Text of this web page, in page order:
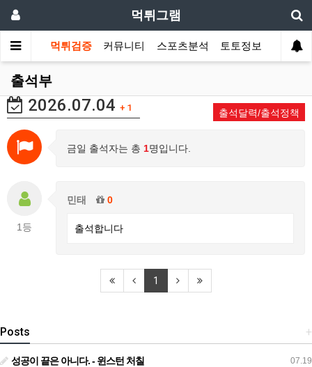
먹튀그램
먹튀검증 커뮤니티 스포츠분석 토토정보
출석부
2026.07.04 + 1 출석달력/출석정책
금일 출석자는 총 1명입니다.
1등
민태 0
출석합니다
1
+
Posts
07.19
성공이 끝은 아니다. - 윈스턴 처칠